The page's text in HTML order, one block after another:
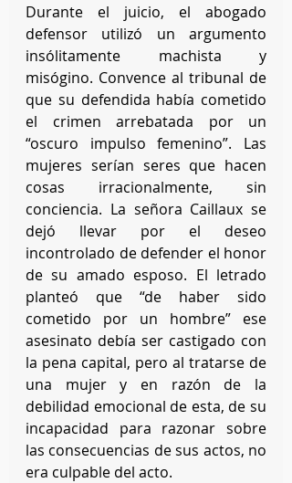
Durante el juicio, el abogado
defensor utilizó un argumento
insólitamente machista y
misógino. Convence al tribunal de
que su defendida había cometido
el crimen arrebatada por un
“oscuro impulso femenino”. Las
mujeres serían seres que hacen
cosas irracionalmente, sin
conciencia. La señora Caillaux se
dejó llevar por el deseo
incontrolado de defender el honor
de su amado esposo. El letrado
planteó que “de haber sido
cometido por un hombre” ese
asesinato debía ser castigado con
la pena capital, pero al tratarse de
una mujer y en razón de la
debilidad emocional de esta, de su
incapacidad para razonar sobre
las consecuencias de sus actos, no
era culpable del acto.